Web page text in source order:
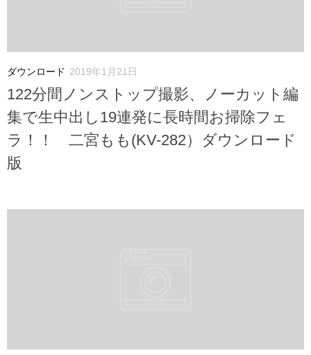
ダウンロード 2019年1月21日
122分間ノンストップ撮影、ノーカット編
集で生中出し19連発に長時間お掃除フェ
ラ！！ 二宮もも(KV-282）ダウンロード
版